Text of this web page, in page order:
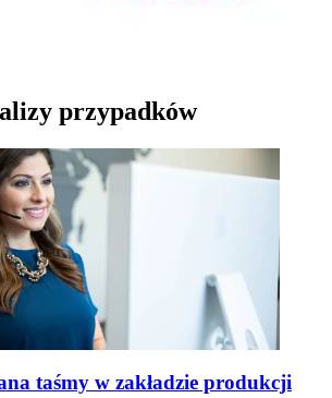
przypadków
taśmy w zakładzie produkcji